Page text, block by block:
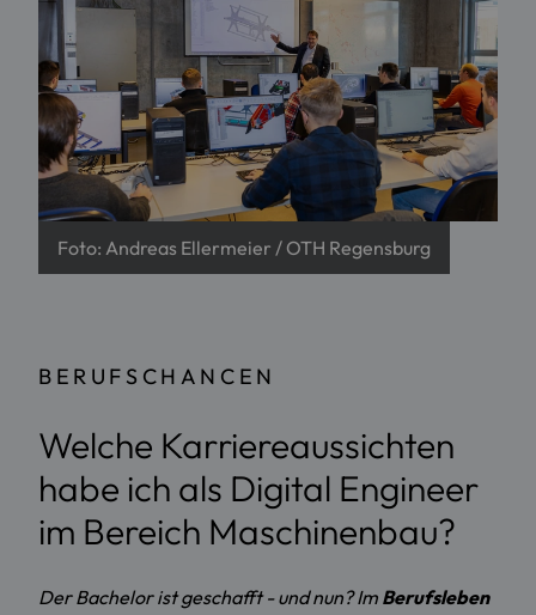
Foto: Andreas Ellermeier / OTH Regensburg
BERUFSCHANCEN
Welche Karriereaussichten
habe ich als Digital Engineer
im Bereich Maschinenbau?
Der Bachelor ist geschafft - und nun? Im Berufsleben